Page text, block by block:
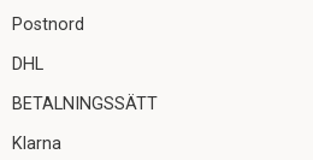
Postnord
DHL
BETALNINGSSÄTT
Klarna